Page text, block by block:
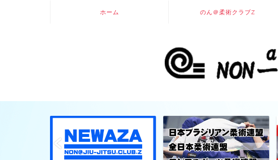
ホーム のん＠柔術クラブZ